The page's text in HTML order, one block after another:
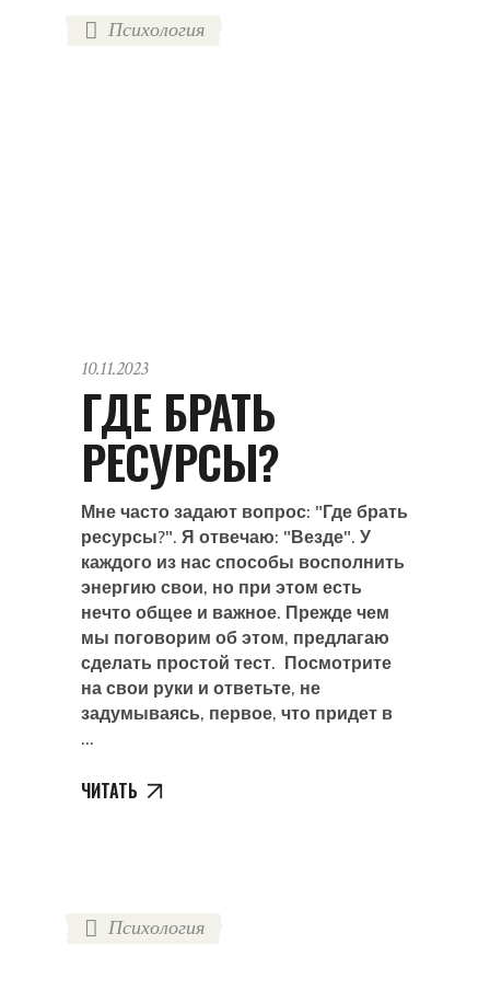
Психология
10.11.2023
ГДЕ БРАТЬ
РЕСУРСЫ?
Мне часто задают вопрос: "Где брать
ресурсы?". Я отвечаю: "Везде". У
каждого из нас способы восполнить
энергию свои, но при этом есть
нечто общее и важное. Прежде чем
мы поговорим об этом, предлагаю
сделать простой тест. Посмотрите
на свои руки и ответьте, не
задумываясь, первое, что придет в
ЧИТАТЬ
Психология